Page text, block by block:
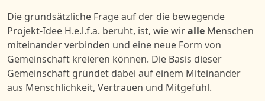
Die grundsätzliche Frage auf der die bewegende
Projekt-Idee H.e.l.f.a. beruht, ist, wie wiralle Menschen
miteinander verbinden und eine neue Form von
Gemeinschaft kreieren können. Die Basis dieser
Gemeinschaft gründet dabei auf einem Miteinander
aus Menschlichkeit, Vertrauen und Mitgefühl.